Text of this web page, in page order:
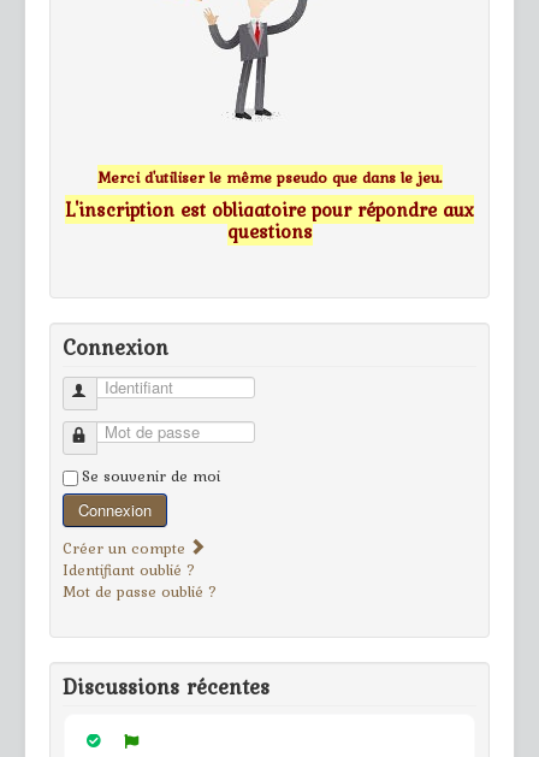
Merci d'utiliser le même pseudo que dans le jeu.
L'inscription est obligatoire pour répondre aux
questions
Connexion
Identifiant
Mot de passe
Se souvenir de moi
Connexion
Créer un compte
Identifiant oublié ?
Mot de passe oublié ?
Discussions récentes